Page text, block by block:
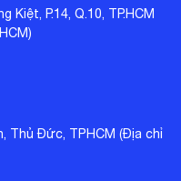
Kiệt, P.14, Q.10, TP.HCM
Thủ Đức, TPHCM (Địa chỉ